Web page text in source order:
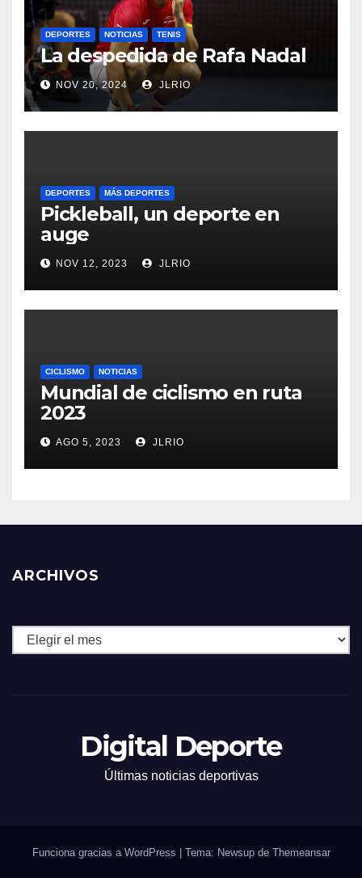
DEPORTES NOTICIAS TENIS
La despedida de Rafa Nadal
NOV 20, 2024 JLRIO
DEPORTES MÁS DEPORTES
Pickleball, un deporte en
auge
NOV 12, 2023 JLRIO
CICLISMO NOTICIAS
Mundial de ciclismo en ruta
2023
AGO 5, 2023 JLRIO
ARCHIVOS
Archivos
Digital Deporte
Últimas noticias deportivas
Funciona gracias a WordPress Tema: Newsup de Themeansar